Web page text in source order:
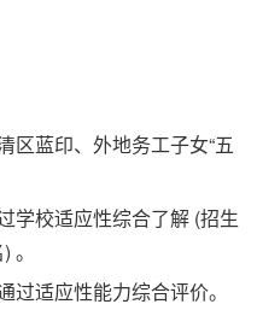
蓝印、外地务工子女“五
校适应性综合了解 (招生
适应性能力综合评价。